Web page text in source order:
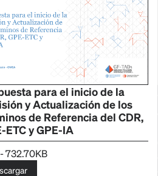
para el inicio de la
y Actualización de los
de Referencia del CDR,
ETC y GPE-IA
732.70KB